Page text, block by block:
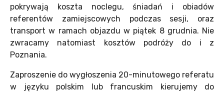
pokrywają koszta noclegu, śniadań i obiadów
referentów zamiejscowych podczas sesji, oraz
transport w ramach objazdu w piątek 8 grudnia. Nie
zwracamy natomiast kosztów podróży do i z
Poznania.
Zaproszenie do wygłoszenia 20-minutowego referatu
w języku polskim lub francuskim kierujemy do